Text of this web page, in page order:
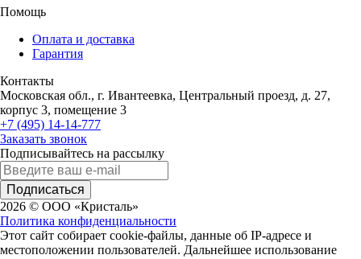
Помощь
Оплата и доставка
Гарантия
Контакты
Московская обл., г. Ивантеевка, Центральный проезд, д. 27,
корпус 3, помещение 3
+7 (495) 14-14-777
Заказать звонок
Подписывайтесь на рассылку
Подписаться
2026 © ООО «Кристаль»
Политика конфиденциальности
Этот сайт собирает cookie-файлы, данные об IP-адресе и
местоположении пользователей. Дальнейшее использование